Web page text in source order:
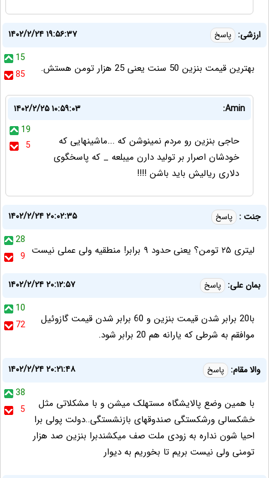
ارزشی: پاسخ
۱۴۰۲/۲/۲۴ ۱۹:۵۶:۳۷
15
85
بهترین قیمت بنزین 50 سنت یعنی 25 هزار تومن هستش.
Amin:
۱۴۰۲/۲/۲۵ ۱۰:۵۹:۰۳
19
5
حاجی بنزین رو مردم نمینوشن که ...ماشینهایی که
خودشان اصرار بر تولید دارن میبلعه _ که پاسخگوی
دلاری ریالیش باید باشن !!!!
جنت : پاسخ
۱۴۰۲/۲/۲۴ ۲۰:۰۲:۳۵
28
9
لیتری ۲۵ تومن؟ یعنی حدود ۹ برابر! منطقیه ولی عملی نیست
بمان علی: پاسخ
۱۴۰۲/۲/۲۴ ۲۰:۱۲:۵۷
10
72
با20 برابر شدن قیمت بنزین و 60 برابر شدن قیمت گازوئیل
موافقم به شرطی که یارانه هم 20 برابر شود.
والا مقام: پاسخ
۱۴۰۲/۲/۲۴ ۲۰:۲۱:۴۸
38
5
با همین وضع پالایشگاه مستهلک میشن و با مشکلاتی مثل
خشکسالی ورشکستگی صندوقهای بازنشستگی..دولت پولی برا
احیا شون نداره به زودی ملت صف میکشندبرا بنزین صد هزار
تومنی ولی نیست بریم تا بخوریم به دیوار